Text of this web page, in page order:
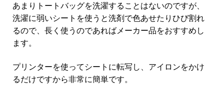
あまりトートバッグを洗濯することはないのですが、
洗濯に弱いシートを使うと洗剤で色あせたりひび割れ
るので、長く使うのであればメーカー品をおすすめし
ます。
プリンターを使ってシートに転写し、アイロンをかけ
るだけですから非常に簡単です。